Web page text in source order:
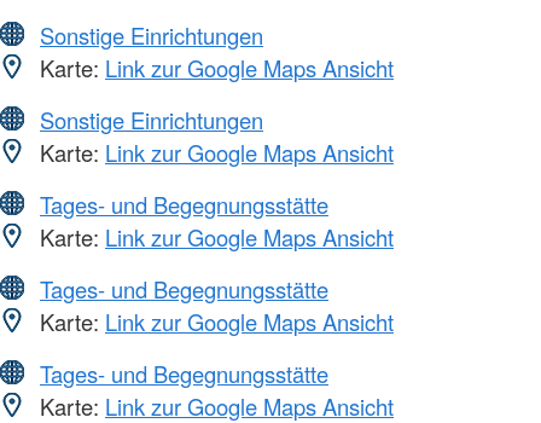
Sonstige Einrichtungen
Karte: Link zur Google Maps Ansicht
Sonstige Einrichtungen
Karte: Link zur Google Maps Ansicht
Tages- und Begegnungsstätte
Karte: Link zur Google Maps Ansicht
Tages- und Begegnungsstätte
Karte: Link zur Google Maps Ansicht
Tages- und Begegnungsstätte
Karte: Link zur Google Maps Ansicht